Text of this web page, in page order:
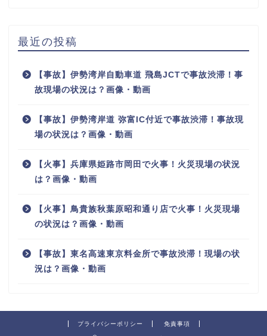
最近の投稿
【事故】伊勢湾岸自動車道 飛島JCTで事故渋滞！事
故現場の状況は？画像・動画
【事故】伊勢湾岸道 弥富IC付近で事故渋滞！事故現
場の状況は？画像・動画
【火事】兵庫県姫路市岡田で火事！火災現場の状況
は？画像・動画
【火事】鳥貴族秋葉原昭和通り店で火事！火災現場
の状況は？画像・動画
【事故】東名高速東京料金所で事故渋滞！現場の状
況は？画像・動画
プライバシーポリシー 免責事項